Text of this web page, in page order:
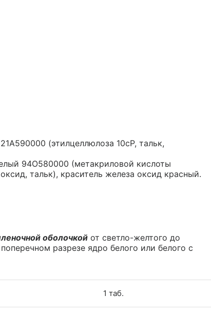
(этилцеллюлоза 10сР, тальк,
94O580000 (метакриловой кислоты
тальк), краситель железа оксид красный.
оболочкой от светло-желтого до
разрезе ядро белого или белого с
1 таб.